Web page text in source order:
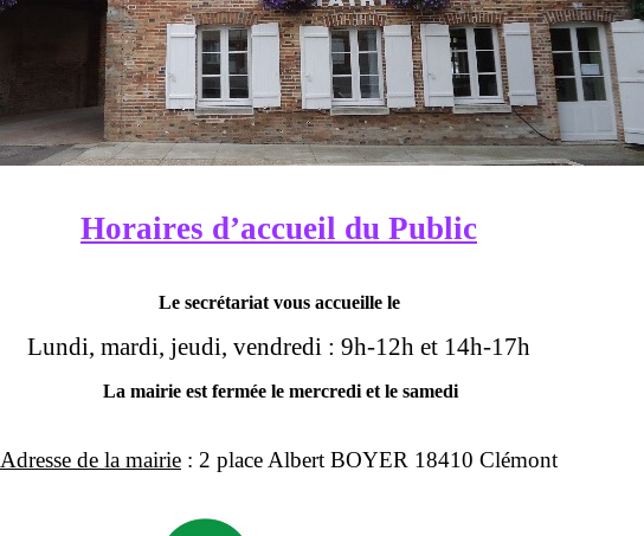
Horaires d’accueil du Public
Le secrétariat vous accueille le
Lundi, mardi, jeudi, vendredi : 9h-12h et 14h-17h
La mairie est fermée le mercredi et le samedi
Adresse de la mairie : 2 place Albert BOYER 18410 Clémont